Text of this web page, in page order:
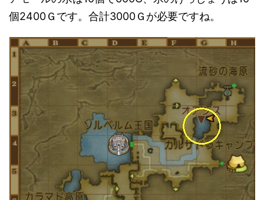
個2400Ｇです。合計3000Ｇが必要ですね。